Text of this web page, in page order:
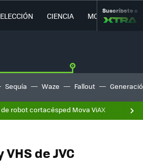
CIENCIA MOVILIDAD
Suscríbete a
Sequía Waze Fallout
robot cortacésped Mova ViAX
VHS de JVC